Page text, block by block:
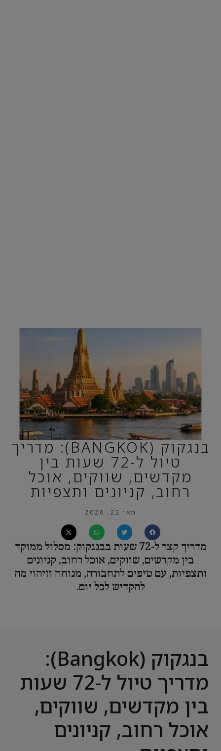
בנגקוק (BANGKOK): מדריך
טיול ל-72 שעות בין
מקדשים, שווקים, אוכל
רחוב, קניונים ותצפיות
מאי 22, 2026
מדריך קצר ל-72 שעות בבנגקוק: מסלול ממוקד
בין מקדשים, שווקים, אוכל רחוב, קניונים
ותצפיות, עם טיפים לתחבורה, מנוחה וזיהוי מה
להקדיש לכל יום.
בנגקוק (Bangkok):
מדריך טיול ל-72 שעות
בין מקדשים, שווקים,
אוכל רחוב, קניונים